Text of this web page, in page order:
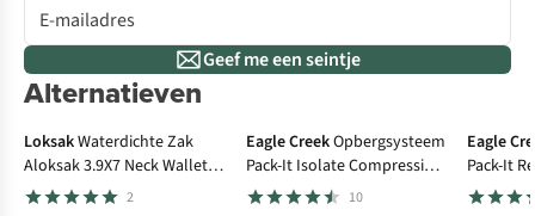
Geef me een seintje
Alternatieven
LoksakWaterdichte Zak
Aloksak 3.9X7 Neck Wallet 2
Pcs
2
Eagle CreekOpbergsysteem
Pack-It Isolate Compression
Cube M
10
Eagle
Pack-It
Xs/S/M